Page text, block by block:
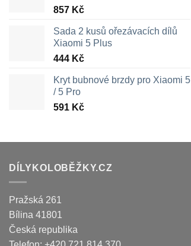
857 Kč
Sada 2 kusů ořezávacích dílů
Xiaomi 5 Plus
444 Kč
Kryt bubnové brzdy pro Xiaomi 5
/ 5 Pro
591 Kč
DÍLYKOLOBĚŽKY.CZ
Pražská 261
Bílina 41801
Česká republika